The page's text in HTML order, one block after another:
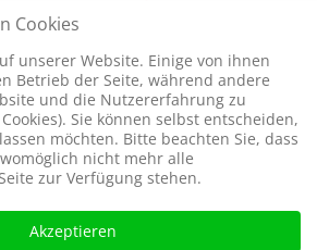
Cookies
unserer Website. Einige von ihnen
Betrieb der Seite, während andere
und die Nutzererfahrung zu
Sie können selbst entscheiden,
möchten. Bitte beachten Sie, dass
nicht mehr alle
zur Verfügung stehen.
Akzeptieren